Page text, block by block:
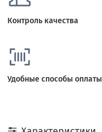
Контроль качества
Удобные способы оплаты